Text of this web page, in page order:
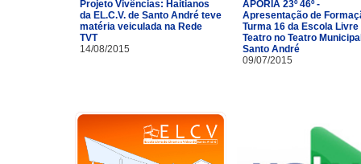
Projeto Vivências: Haitianos
da EL.C.V. de Santo André teve
matéria veiculada na Rede
TVT
14/08/2015
APORIA 23º 46º -
Apresentação de
Turma 16 da Escola Livre
Teatro no Teatro
Santo André
09/07/2015